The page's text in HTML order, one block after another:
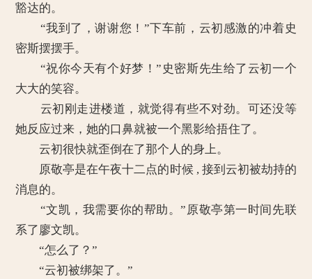
豁达的。
“我到了，谢谢您！”下车前，云初感激的冲着史
密斯摆摆手。
“祝你今天有个好梦！”史密斯先生给了云初一个
大大的笑容。
云初刚走进楼道，就觉得有些不对劲。可还没等
她反应过来，她的口鼻就被一个黑影给捂住了。
云初很快就歪倒在了那个人的身上。
原敬亭是在午夜十二点的时候 , 接到云初被劫持的
消息的。
“文凯，我需要你的帮助。”原敬亭第一时间先联
系了廖文凯。
“怎么了？”
“云初被绑架了。”